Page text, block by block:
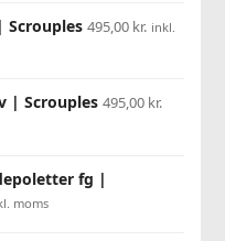
495,00 kr. inkl.
| Scrouples 495,00 kr.
fg |
moms